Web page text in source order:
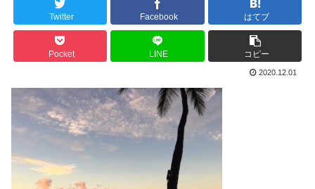
Twitter Facebook はてブ
Pocket LINE コピー
2020.12.01